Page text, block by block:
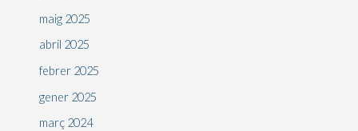
maig 2025
abril 2025
febrer 2025
gener 2025
març 2024